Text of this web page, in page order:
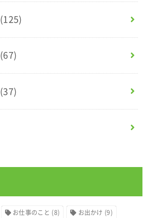
(125)
(67)
(37)
お仕事のこと (8) お出かけ (9)